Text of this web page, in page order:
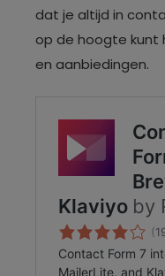
dat je altijd in
op de hoogte kunt
en aanbiedingen.